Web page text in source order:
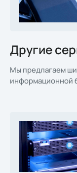
Другие
Мы предлагаем
информационной